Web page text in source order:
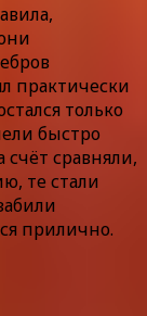
практически
только
быстро
счёт сравняли,
те стали
прилично.